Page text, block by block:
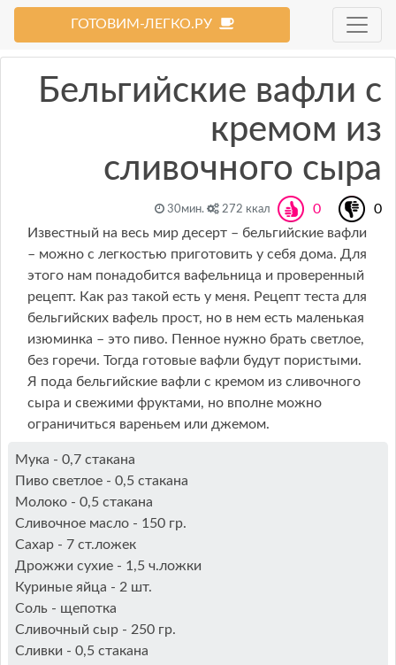
ГОТОВИМ-ЛЕГКО.РУ
Бельгийские вафли с
кремом из
сливочного сыра
30мин. 272 ккал 0
0
Известный на весь мир десерт – бельгийские вафли
– можно с легкостью приготовить у себя дома. Для
этого нам понадобится вафельница и проверенный
рецепт. Как раз такой есть у меня. Рецепт теста для
бельгийских вафель прост, но в нем есть маленькая
изюминка – это пиво. Пенное нужно брать светлое,
без горечи. Тогда готовые вафли будут пористыми.
Я пода бельгийские вафли с кремом из сливочного
сыра и свежими фруктами, но вполне можно
ограничиться вареньем или джемом.
Мука - 0,7 стакана
Пиво светлое - 0,5 стакана
Молоко - 0,5 стакана
Сливочное масло - 150 гр.
Сахар - 7 ст.ложек
Дрожжи сухие - 1,5 ч.ложки
Куриные яйца - 2 шт.
Соль - щепотка
Сливочный сыр - 250 гр.
Сливки - 0,5 стакана